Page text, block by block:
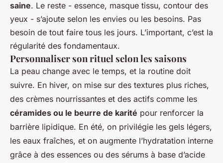
saine. Le reste - essence, masque tissu, contour des
yeux - s’ajoute selon les envies ou les besoins. Pas
besoin de tout faire tous les jours. L’important, c’est la
régularité des fondamentaux.
Personnaliser son rituel selon les saisons
La peau change avec le temps, et la routine doit
suivre. En hiver, on mise sur des textures plus riches,
des crèmes nourrissantes et des actifs comme les
céramides ou le beurre de karité pour renforcer la
barrière lipidique. En été, on privilégie les gels légers,
les eaux fraîches, et on augmente l’hydratation interne
grâce à des essences ou des sérums à base d’acide